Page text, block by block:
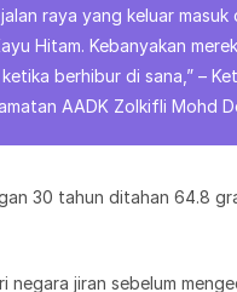
raya yang keluar masuk
Hitam. Kebanyakan
berhibur di sana,” –
AADK Zolkifli Mohd
30 tahun ditahan 64.8
jiran sebelum